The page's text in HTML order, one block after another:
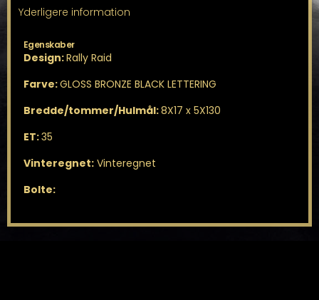
Yderligere information
Egenskaber
Design:Rally Raid
Farve:GLOSS BRONZE BLACK LETTERING
Bredde/tommer/Hulmål:8X17 x 5X130
ET:35
Vinteregnet:Vinteregnet
Bolte: